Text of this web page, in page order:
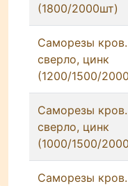
(1800/2000шт)
Саморезы
сверло, цинк
(1200/1500/
Саморезы
сверло, цинк
(1000/1500/
Саморезы кров.